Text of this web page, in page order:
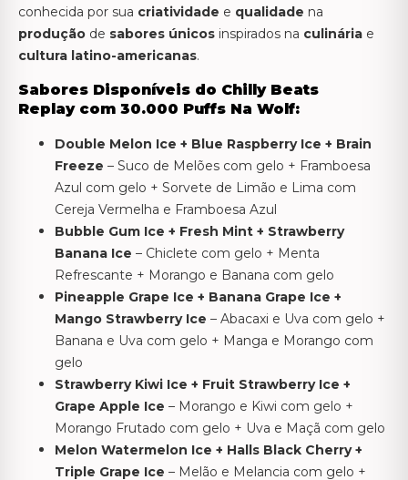
conhecida por sua criatividade e qualidade na
produção de sabores únicos inspirados na culinária e
cultura latino-americanas.
Sabores Disponíveis do Chilly Beats
Replay com 30.000 Puffs Na Wolf:
Double Melon Ice + Blue Raspberry Ice + Brain
Freeze – Suco de Melões com gelo + Framboesa
Azul com gelo + Sorvete de Limão e Lima com
Cereja Vermelha e Framboesa Azul
Bubble Gum Ice + Fresh Mint + Strawberry
Banana Ice – Chiclete com gelo + Menta
Refrescante + Morango e Banana com gelo
Pineapple Grape Ice + Banana Grape Ice +
Mango Strawberry Ice – Abacaxi e Uva com gelo +
Banana e Uva com gelo + Manga e Morango com
gelo
Strawberry Kiwi Ice + Fruit Strawberry Ice +
Grape Apple Ice – Morango e Kiwi com gelo +
Morango Frutado com gelo + Uva e Maçã com gelo
Melon Watermelon Ice + Halls Black Cherry +
Triple Grape Ice – Melão e Melancia com gelo +